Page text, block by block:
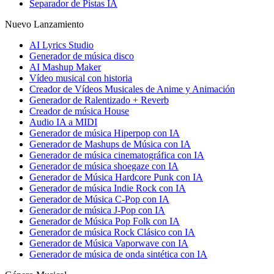
Separador de Pistas IA
Nuevo Lanzamiento
AI Lyrics Studio
Generador de música disco
AI Mashup Maker
Vídeo musical con historia
Creador de Vídeos Musicales de Anime y Animación
Generador de Ralentizado + Reverb
Creador de música House
Audio IA a MIDI
Generador de música Hiperpop con IA
Generador de Mashups de Música con IA
Generador de música cinematográfica con IA
Generador de música shoegaze con IA
Generador de Música Hardcore Punk con IA
Generador de música Indie Rock con IA
Generador de Música C-Pop con IA
Generador de música J-Pop con IA
Generador de Música Pop Folk con IA
Generador de música Rock Clásico con IA
Generador de Música Vaporwave con IA
Generador de música de onda sintética con IA